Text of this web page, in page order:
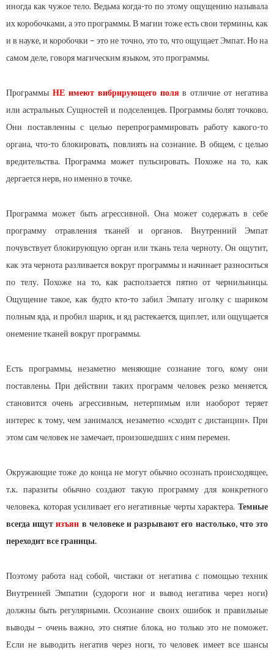
иногда как чужое тело. Ведьма когда-то по этому ощущению называла
их коробочками, а это программы. В магии тоже есть свои термины, как
и в науке, и коробочки – это не точно, это то, что ощущает Эмпат. Но на
самом деле, говоря магическим языком, это программы.
Программы НЕ имеют вибрирующего поля в отличие от негатива
или астральных Сущностей и подселенцев. Программы болят точково.
Они поставленны с целью перепрограммировать работу какого-то
органа, что-то блокировать, повлиять на сознание. В общем, с целью
вредительства. Программа может пульсировать. Похоже на то, как
дергается нерв, но именно в точке.
Программа может быть агрессивной. Она может содержать в себе
программу отравления тканей и органов. Внутренний Эмпат
почувствует блокирующую орган или ткань тела черноту. Он ощутит,
как эта чернота разливается вокруг программы и начинает разноситься
по телу. Похоже на то, как расползается пятно от чернильницы.
Ощущение такое, как будто кто-то забил Эмпату иголку с шариком
полным яда, и пробил шарик, и яд растекается, щиплет, или ощущается
онемение тканей вокруг программы.
Есть программы, незаметно меняющие сознание того, кому они
поставлены. При действии таких программ человек резко меняется,
становится очень агрессивным, нетерпимым или наоборот теряет
интерес к тому, чем занимался, незаметно «сходит с дистанции». При
этом сам человек не замечает, произошедших с ним перемен.
Окружающие тоже до конца не могут обычно осознать происходящее,
т.к. паразиты обычно создают такую программу для конкретного
человека, которая усиливает его негативные черты характера. Темные
всегда ищутизъян в человеке и разрывают его настолько, что это
переходит все границы.
Поэтому работа над собой, чистаки от негатива с помощью техник
Внутренней Эмпатии (судороги ног и вывод негатива через ноги)
должны быть регулярными. Осознание своих ошибок и правильные
выводы – очень важно, это снятие блока, но только это не поможет.
Если не выводить негатив через ноги, то человек имеет все шансы